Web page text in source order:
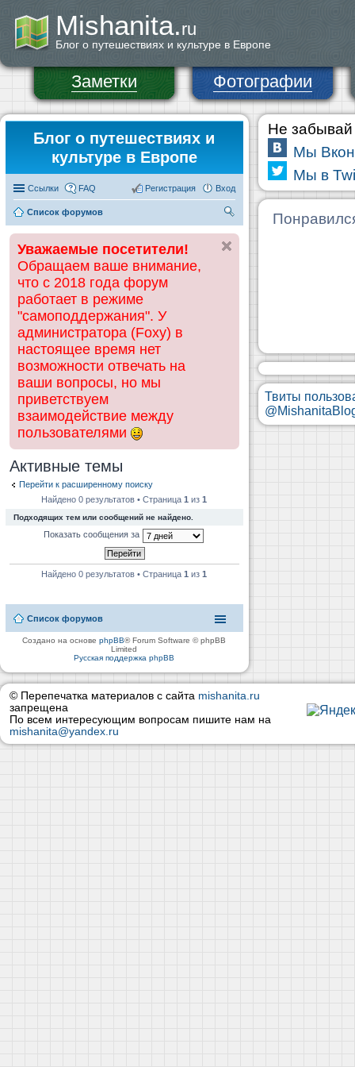
Mishanita.ru
Блог о путешествиях и культуре в Европе
Заметки Фотографии
Блог о путешествиях и
культуре в Европе
Ссылки FAQ Вход
Регистрация
Список форумов
ск
Уважаемые посетители!
Обращаем ваше внимание,
что с 2018 года форум
работает в режиме
"самоподдержания". У
администратора (Foxy) в
настоящее время нет
возможности отвечать на
ваши вопросы, но мы
приветствуем
взаимодействие между
пользователями
Активные темы
Перейти к расширенному поиску
Найдено 0 результатов • Страница1 из1
Подходящих тем или сообщений не найдено.
Показать сообщения за
Найдено 0 результатов • Страница1 из1
Список форумов
Создано на основеphpBB® Forum Software © phpBB
Limited
Русская поддержка phpBB
Не забывай
Мы
Мы в
Твиты
© Перепечатка материалов с сайта mishanita.ru
запрещена
По всем интересующим вопросам пишите нам на
mishanita@yandex.ru